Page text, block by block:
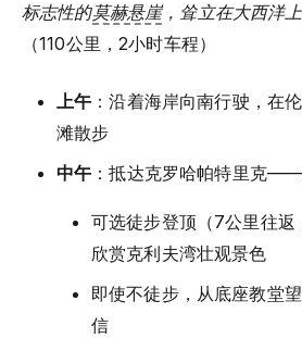
标志性的莫赫悬崖，耸立在大西洋
（110公里，2小时车程）
上午 ：沿着海岸向南行驶，在
滩散步
中午 ：抵达克罗哈帕特里克
可选徒步登顶（7公里往
欣赏克利夫湾壮观景色
即使不徒步，从底座教堂
信